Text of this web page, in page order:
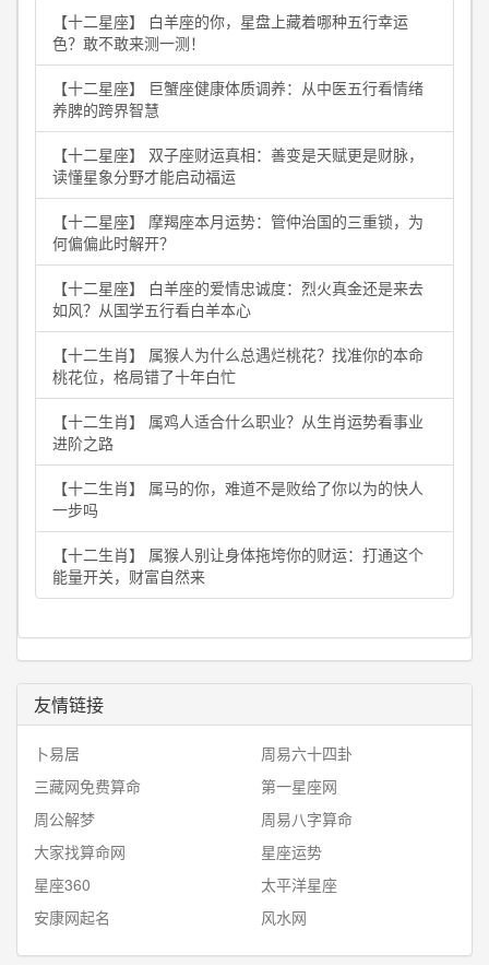
【十二星座】 白羊座的你，星盘上藏着哪种五行幸运
色？敢不敢来测一测！
【十二星座】 巨蟹座健康体质调养：从中医五行看情绪
养脾的跨界智慧
【十二星座】 双子座财运真相：善变是天赋更是财脉，
读懂星象分野才能启动福运
【十二星座】 摩羯座本月运势：管仲治国的三重锁，为
何偏偏此时解开？
【十二星座】 白羊座的爱情忠诚度：烈火真金还是来去
如风？从国学五行看白羊本心
【十二生肖】 属猴人为什么总遇烂桃花？找准你的本命
桃花位，格局错了十年白忙
【十二生肖】 属鸡人适合什么职业？从生肖运势看事业
进阶之路
【十二生肖】 属马的你，难道不是败给了你以为的快人
一步吗
【十二生肖】 属猴人别让身体拖垮你的财运：打通这个
能量开关，财富自然来
友情链接
卜易居
周易六十四卦
三藏网免费算命
第一星座网
周公解梦
周易八字算命
大家找算命网
星座运势
星座360
太平洋星座
安康网起名
风水网